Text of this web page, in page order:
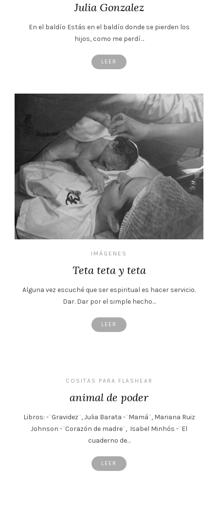
Julia Gonzalez
En el baldío Estás en el baldío donde se pierden los
hijos, como me perdí…
LEER
IMÁGENES
Teta teta y teta
Alguna vez escuché que ser espiritual es hacer servicio.
Dar. Dar por el simple hecho…
LEER
COSITAS PARA FLASHEAR
animal de poder
Libros: -¨Gravidez¨, Julia Barata -¨Mamá¨, Mariana Ruiz
Johnson -¨Corazón de madre¨, Isabel Minhós -¨El
cuaderno de…
LEER